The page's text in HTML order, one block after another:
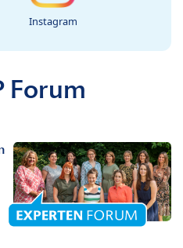
Instagram
Forum